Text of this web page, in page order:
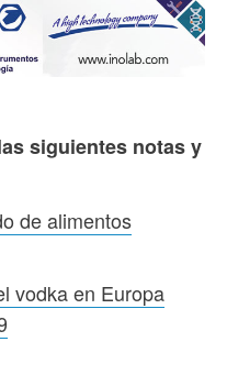
siguientes notas y
de alimentos
vodka en Europa